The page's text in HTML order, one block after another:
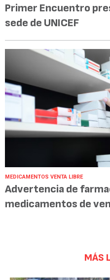
Primer Encuentro
sede de UNICEF
MEDICAMENTOS VENTA LIBRE
Advertencia de
medicamentos de
MÁS